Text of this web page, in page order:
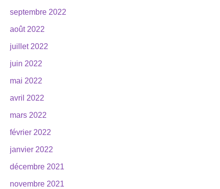
septembre 2022
août 2022
juillet 2022
juin 2022
mai 2022
avril 2022
mars 2022
février 2022
janvier 2022
décembre 2021
novembre 2021